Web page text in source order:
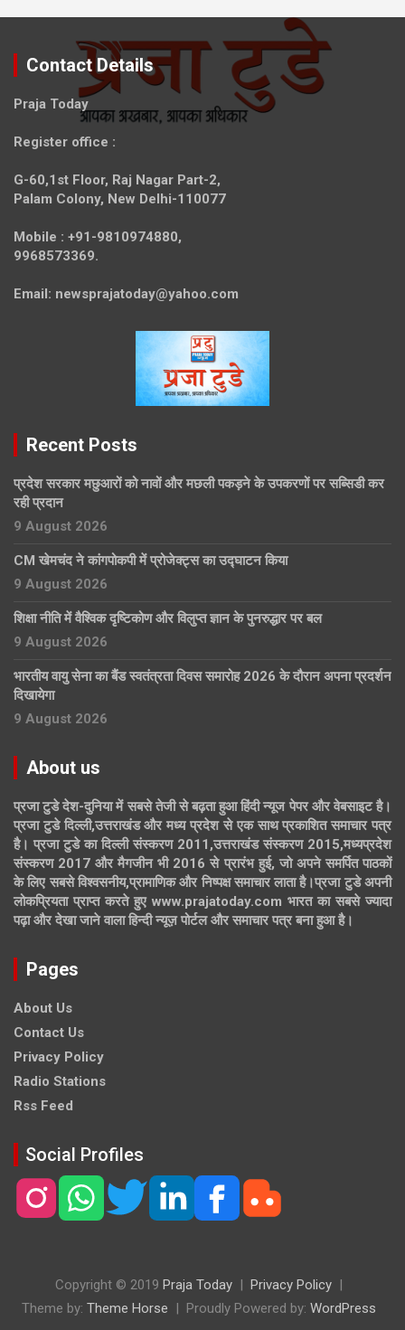
Contact Details
Praja Today
Register office :
G-60,1st Floor, Raj Nagar Part-2,
Palam Colony, New Delhi-110077
Mobile : +91-9810974880,
9968573369.
Email: newsprajatoday@yahoo.com
Recent Posts
प्रदेश सरकार मछुआरों को नावों और मछली पकड़ने के उपकरणों पर सब्सिडी कर
रही प्रदान
9 August 2026
CM खेमचंद ने कांगपोकपी में प्रोजेक्ट्स का उद्घाटन किया
9 August 2026
शिक्षा नीति में वैश्विक दृष्टिकोण और विलुप्त ज्ञान के पुनरुद्धार पर बल
9 August 2026
भारतीय वायु सेना का बैंड स्वतंत्रता दिवस समारोह 2026 के दौरान अपना प्रदर्शन
दिखायेगा
9 August 2026
About us
प्रजा टुडे देश-दुनिया में सबसे तेजी से बढ़ता हुआ हिंदी न्यूज पेपर और वेबसाइट है।
प्रजा टुडे दिल्ली,उत्तराखंड और मध्य प्रदेश से एक साथ प्रकाशित समाचार पत्र
है। प्रजा टुडे का दिल्ली संस्करण 2011,उत्तराखंड संस्करण 2015,मध्यप्रदेश
संस्करण 2017 और मैगजीन भी 2016 से प्रारंभ हुई, जो अपने समर्पित पाठकों
के लिए सबसे विश्वसनीय,प्रामाणिक और निष्पक्ष समाचार लाता है।प्रजा टुडे अपनी
लोकप्रियता प्राप्त करते हुए www.prajatoday.com भारत का सबसे ज्यादा
पढ़ा और देखा जाने वाला हिन्दी न्यूज़ पोर्टल और समाचार पत्र बना हुआ है।
Pages
About Us
Contact Us
Privacy Policy
Radio Stations
Rss Feed
Social Profiles
Copyright © 2019 Praja Today
Privacy Policy
Theme by: Theme Horse Proudly Powered by: WordPress